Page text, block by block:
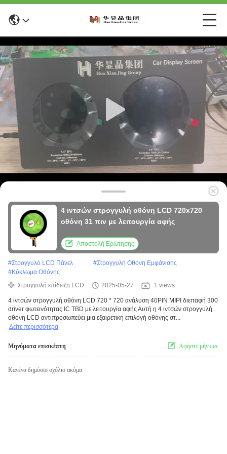
4 ιντσών στρογγυλή οθόνη LCD 720x720
οθόνη 31 πιν με λειτουργία αφής
Αποστολή Ερώτησης
#Στρογγυλό LCD Πάνελ #Στρογγυλή Οθόνη Εμφάνισης
#Κύκλωμα Οθόνης
Στρογγυλή επίδειξη LCD
2025-05-27 1 views
4 ιντσών στρογγυλή οθόνη LCD 720 * 720 ανάλυση 40PIN MIPI διεπαφή 300
driver φωτεινότητας IC TBD με λειτουργία αφής Αυτή η 4 ιντσών στρογγυλή
οθόνη LCD αντιπροσωπεύει μια εξαιρετική επιλογή οθόνης στ...
Δείτε περισσότερα
Μηνύματα επισκέπτη Αφήστε μήνυμα.
Κανένα δημόσιο σχόλιο ακόμα